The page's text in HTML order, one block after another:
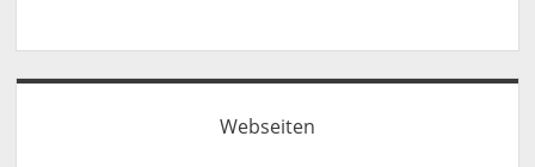
Vollmacht
Rechtssicher im Internet – Wettbewerbsrecht,
Urheberrecht, Lizenzrecht, Äußerungsrecht,
Persönlichkeitsrecht
Webseiten